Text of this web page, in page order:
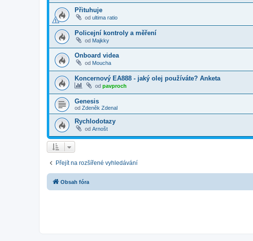
Přituhuje
od ultima ratio
Policejní kontroly a měření
od Majkky
Onboard videa
od Moucha
Koncernový EA888 - jaký olej používáte? Anketa
od pavproch
Genesis
od Zdeněk Zdenal
Rychlodotazy
od Arnošt
Přejít na rozšířené vyhledávání
Obsah fóra